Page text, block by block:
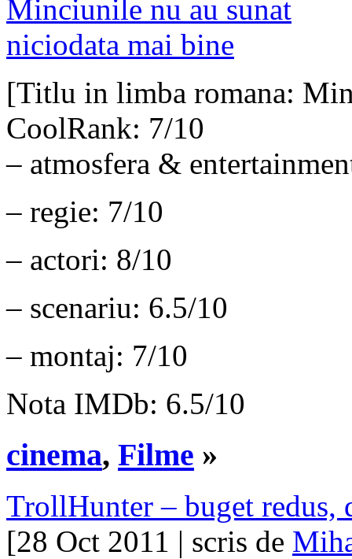
[Titlu in limba romana:
CoolRank: 7/10
– atmosfera &
– regie: 7/10
– actori: 8/10
– scenariu: 6.5/10
– montaj: 7/10
Nota IMDb: 6.5/10
cinema, Filme »
TrollHunter – buget redus,
[28 Oct 2011 | scris de